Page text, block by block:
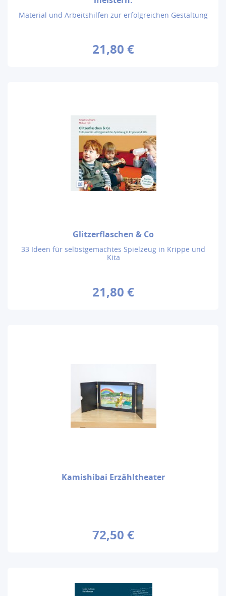
Material und Arbeitshilfen zur erfolgreichen Gestaltung
21,80 €
Glitzerflaschen & Co
33 Ideen für selbstgemachtes Spielzeug in Krippe und
Kita
21,80 €
Kamishibai Erzähltheater
72,50 €